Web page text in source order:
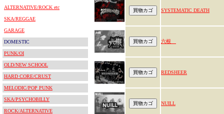
ALTERNATIVE/ROCK etc
SKA/REGGAE
GARAGE
DOMESTIC
PUNK/OI
OLD/NEW SCHOOL
HARD CORE/CRUST
MELODIC/POP PUNK
SKA/PSYCHOBILLY
ROCK/ALTERNATIVE
SYSTEMATIC DEATH
六根
REDSHEER
NUILL